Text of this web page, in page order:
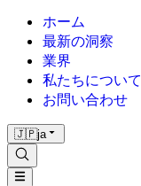
ホーム
最新の洞察
業界
私たちについて
お問い合わせ
🇯🇵ja